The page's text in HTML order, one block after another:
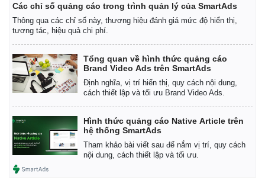
Các chỉ số quảng cáo trong trình quản lý của SmartAds
Thông qua các chỉ số này, thương hiệu đánh giá mức độ hiển thị,
tương tác, hiệu quả chi phí.
Tổng quan về hình thức quảng cáo
Brand Video Ads trên SmartAds
Định nghĩa, vị trí hiển thị, quy cách nội dung,
cách thiết lập và tối ưu Brand Video Ads.
Hình thức quảng cáo Native Article trên
hệ thống SmartAds
Tham khảo bài viết sau để nắm vị trí, quy cách
nội dung, cách thiết lập và tối ưu.